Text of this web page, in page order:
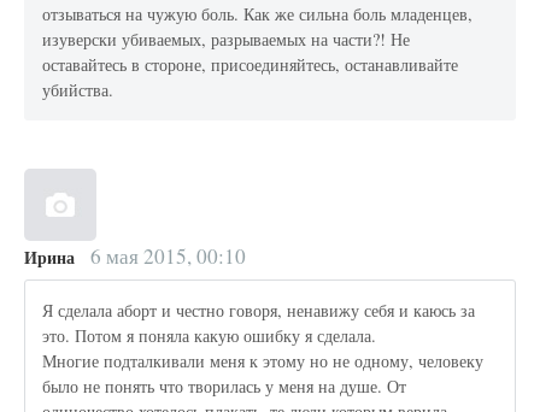
отзываться на чужую боль. Как же сильна боль младенцев,
изуверски убиваемых, разрываемых на части?! Не
оставайтесь в стороне, присоединяйтесь, останавливайте
убийства.
Ирина 6 мая 2015, 00:10
Я сделала аборт и честно говоря, ненавижу себя и каюсь за
это. Потом я поняла какую ошибку я сделала.
Многие подталкивали меня к этому но не одному, человеку
было не понять что творилась у меня на душе. От